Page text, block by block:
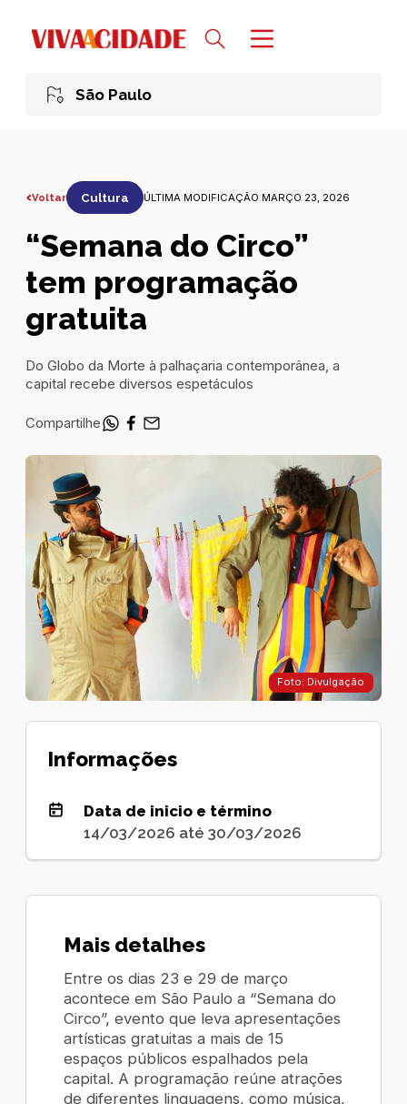
São Paulo
Voltar Cultura ÚLTIMA MODIFICAÇÃO MARÇO 23, 2026
“Semana do Circo”
tem programação
gratuita
Do Globo da Morte à palhaçaria contemporânea, a
capital recebe diversos espetáculos
Compartilhe
Foto: Divulgação
Informações
Data de inicio e término
14/03/2026 até 30/03/2026
Mais detalhes
Entre os dias 23 e 29 de março
acontece em São Paulo a “Semana do
Circo”, evento que leva apresentações
artísticas gratuitas a mais de 15
espaços públicos espalhados pela
capital. A programação reúne atrações
de diferentes linguagens, como música,